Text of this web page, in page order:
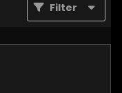
Filter